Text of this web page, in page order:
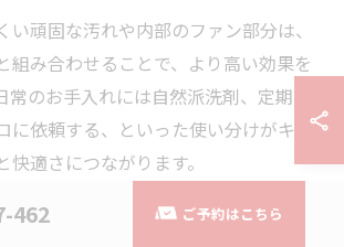
い頑固な汚れや内部のファン部分は、
組み合わせることで、より高い効果を
常のお手入れには自然派洗剤、定期的
に依頼する、といった使い分けがキッ
適さにつながります。
462 ご予約はこちら